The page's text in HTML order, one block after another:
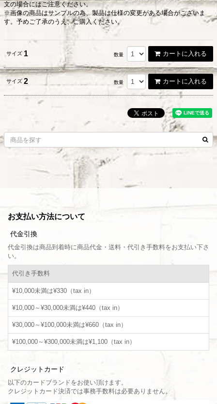
文の場合にはご注意ください。
※画像の商品はサンプルの為、製品は仕様の変更がある場合がございま
す。予めご了承のうえ、ご購入ください。
サイズ 1 数量 カートに入れる
サイズ 2 数量 カートに入れる
お支払い方法について
代金引換
代金引換は商品到着時に商品代金・送料・代引き手数料をお支払い下さ
い。
代引き手数料
¥10,000未満は¥330（tax in）
¥10,000～¥30,000未満は¥440（tax in）
¥30,000～¥100,000未満は¥660（tax in）
¥100,000～¥300,000未満は¥1,100（tax in）
クレジットカード
以下のカードブランドをお使い頂けます。
クレジットカード決済では事務手数料は必要ありません。